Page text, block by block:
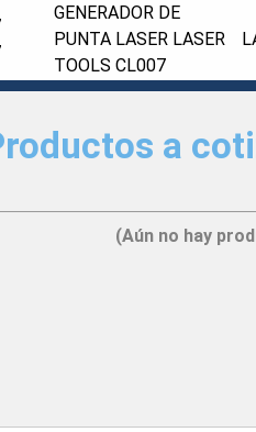
GENERADOR DE
PUNTA LASER LASER
TOOLS CL007
a
(Aún no hay